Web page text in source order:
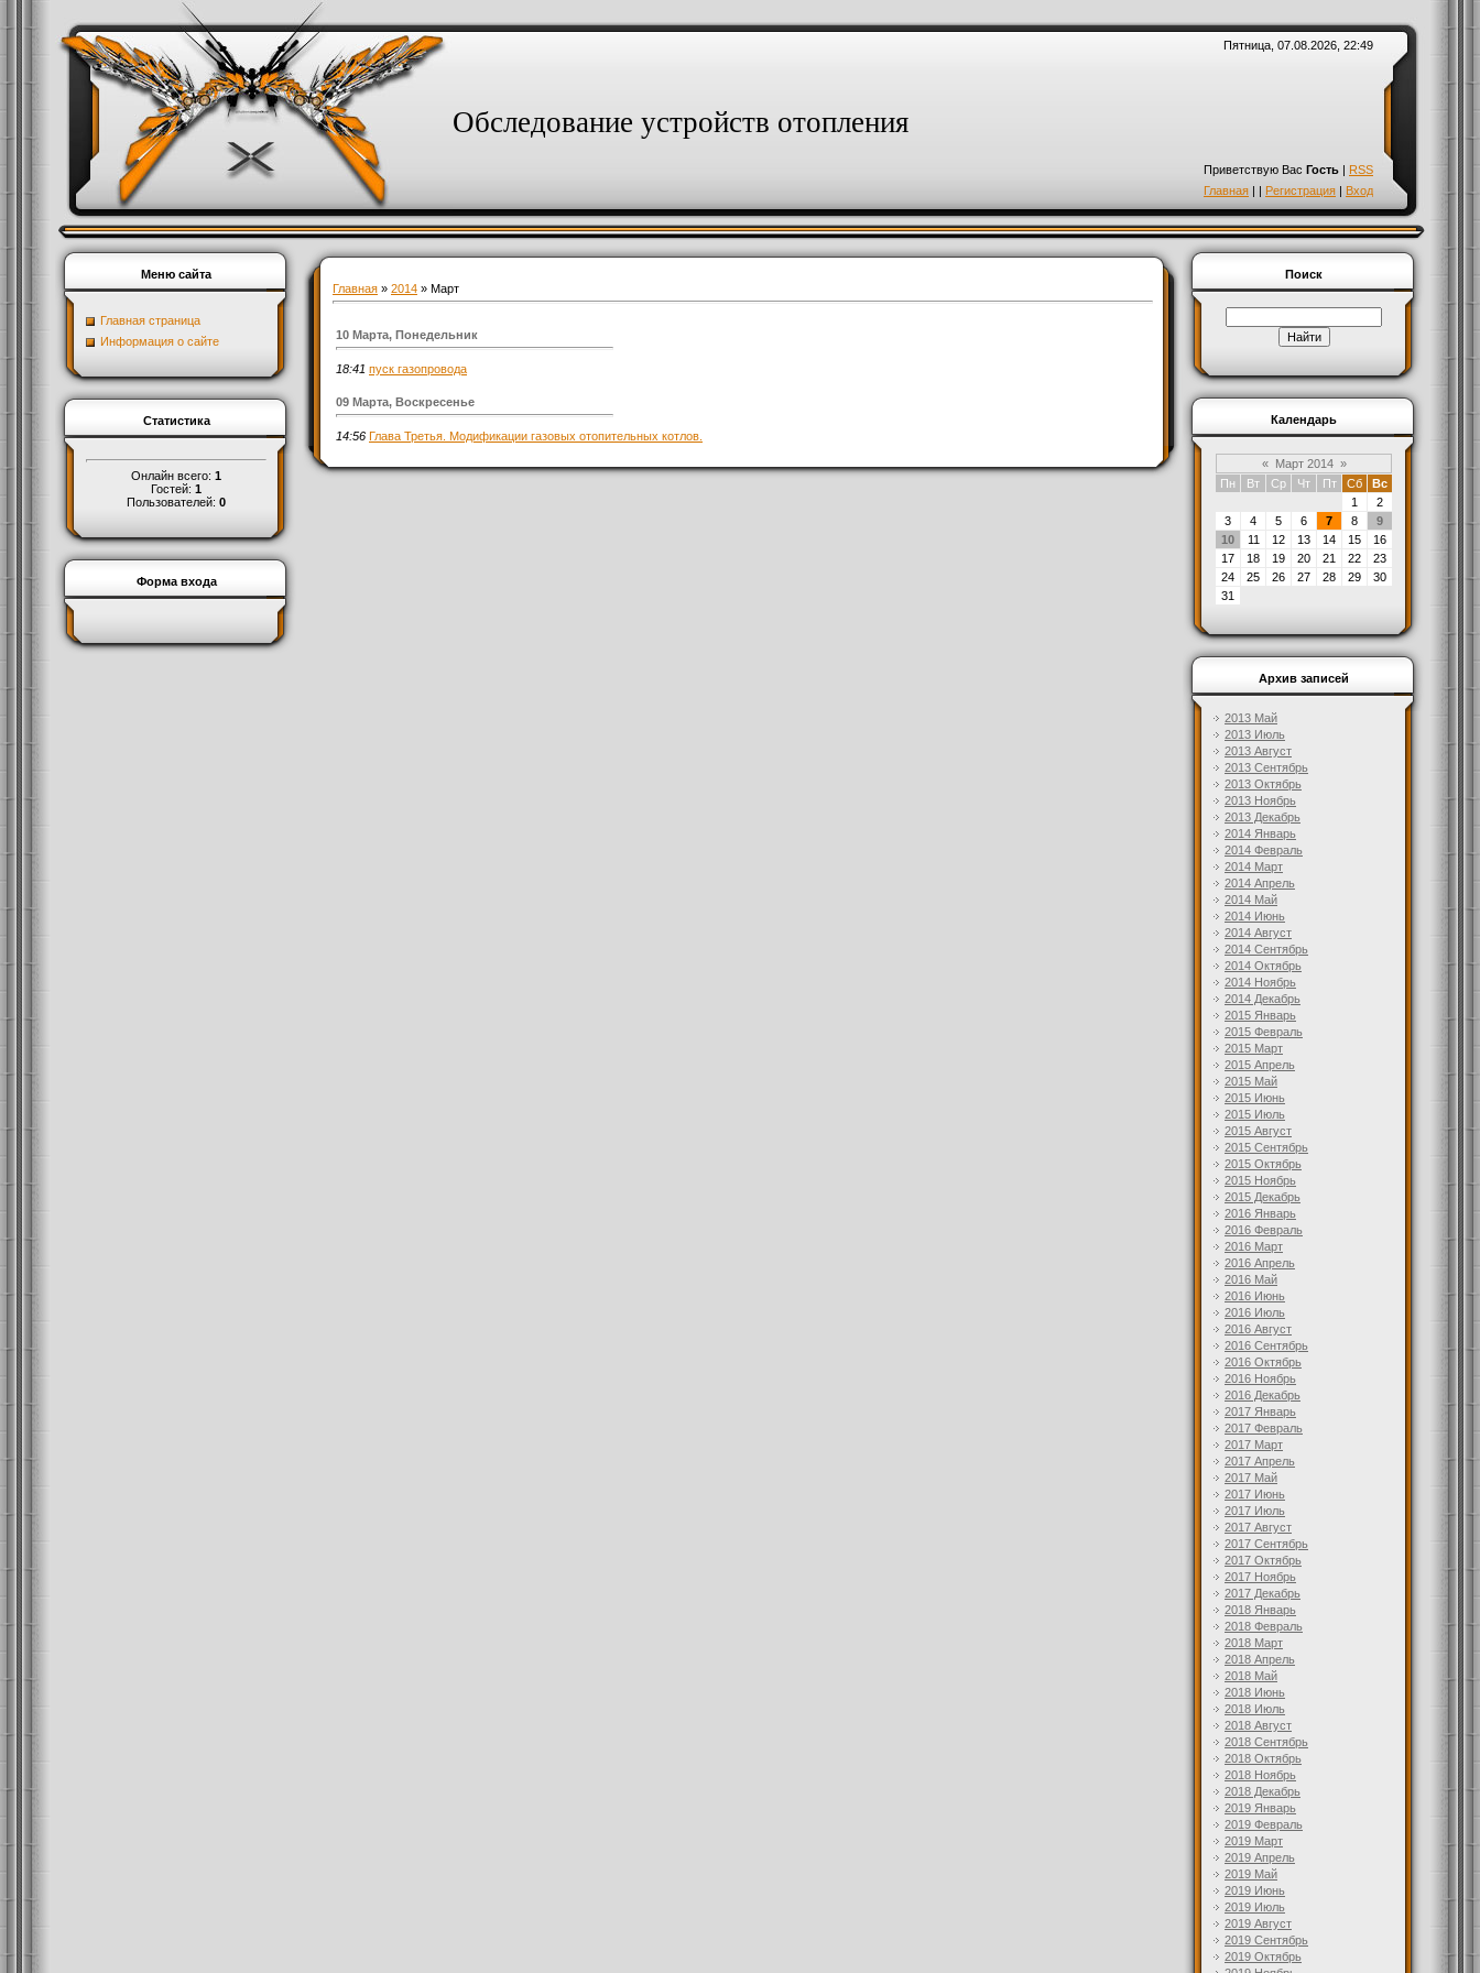
Пятница, 07.08.2026, 22:49
Обследование устройств отопления
Приветствую Вас Гость | RSS
Главная | | Регистрация | Вход
Меню сайта
Главная страница
Информация о сайте
Статистика
Онлайн всего: 1
Гостей: 1
Пользователей: 0
Форма входа
Главная » 2014 » Март
10 Марта, Понедельник
18:41 пуск газопровода
09 Марта, Воскресенье
14:56 Глава Третья. Модификации газовых отопительных котлов.
Поиск
Календарь
« Март 2014 »
Пн
Вт Ср Чт Пт Сб
Вс
1
2
3
4 5 6 7 8
9
10
11 12 13 14 15
16
17
18 19 20 21 22
23
24
25 26 27 28 29
30
31
Архив записей
2013 Май
2013 Июль
2013 Август
2013 Сентябрь
2013 Октябрь
2013 Ноябрь
2013 Декабрь
2014 Январь
2014 Февраль
2014 Март
2014 Апрель
2014 Май
2014 Июнь
2014 Август
2014 Сентябрь
2014 Октябрь
2014 Ноябрь
2014 Декабрь
2015 Январь
2015 Февраль
2015 Март
2015 Апрель
2015 Май
2015 Июнь
2015 Июль
2015 Август
2015 Сентябрь
2015 Октябрь
2015 Ноябрь
2015 Декабрь
2016 Январь
2016 Февраль
2016 Март
2016 Апрель
2016 Май
2016 Июнь
2016 Июль
2016 Август
2016 Сентябрь
2016 Октябрь
2016 Ноябрь
2016 Декабрь
2017 Январь
2017 Февраль
2017 Март
2017 Апрель
2017 Май
2017 Июнь
2017 Июль
2017 Август
2017 Сентябрь
2017 Октябрь
2017 Ноябрь
2017 Декабрь
2018 Январь
2018 Февраль
2018 Март
2018 Апрель
2018 Май
2018 Июнь
2018 Июль
2018 Август
2018 Сентябрь
2018 Октябрь
2018 Ноябрь
2018 Декабрь
2019 Январь
2019 Февраль
2019 Март
2019 Апрель
2019 Май
2019 Июнь
2019 Июль
2019 Август
2019 Сентябрь
2019 Октябрь